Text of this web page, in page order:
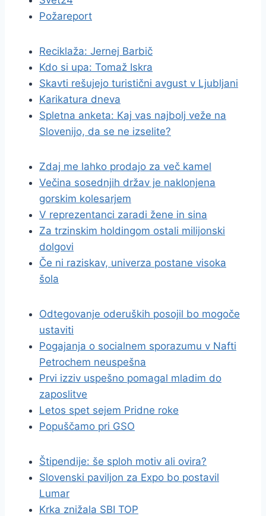
Požareport
Reciklaža: Jernej Barbič
Kdo si upa: Tomaž Iskra
Skavti rešujejo turistični avgust v Ljubljani
Karikatura dneva
Spletna anketa: Kaj vas najbolj veže na
Slovenijo, da se ne izselite?
Zdaj me lahko prodajo za več kamel
Večina sosednjih držav je naklonjena
gorskim kolesarjem
V reprezentanci zaradi žene in sina
Za trzinskim holdingom ostali milijonski
dolgovi
Če ni raziskav, univerza postane visoka
šola
Odtegovanje oderuških posojil bo mogoče
ustaviti
Pogajanja o socialnem sporazumu v Nafti
Petrochem neuspešna
Prvi izziv uspešno pomagal mladim do
zaposlitve
Letos spet sejem Pridne roke
Popuščamo pri GSO
Štipendije: še sploh motiv ali ovira?
Slovenski paviljon za Expo bo postavil
Lumar
Krka znižala SBI TOP